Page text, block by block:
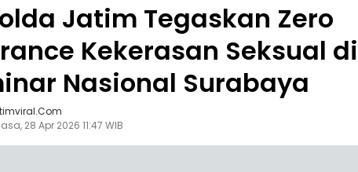
Jatim Tegaskan Zero
Kekerasan Seksual di
Nasional Surabaya
28 Apr 2026 11:47 WIB